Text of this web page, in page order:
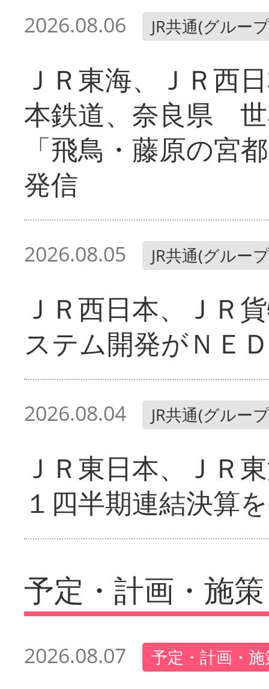
2026.08.06 JR共通(グルー
ＪＲ東海、ＪＲ西
本鉄道、奈良県
「飛鳥・藤原の宮
発信
2026.08.05 JR共通(グルー
ＪＲ西日本、ＪＲ
ステム開発がＮＥ
2026.08.04 JR共通(グルー
ＪＲ東日本、ＪＲ
１四半期連結決算
予定・計画・施策
2026.08.07 予定・計画・